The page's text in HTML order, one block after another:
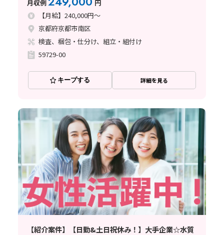
月収例
円
【月給】240,000円～
京都府京都市南区
検査、梱包・仕分け、組立・組付け
59729-00
キープする 詳細を見る
【紹介案件】【日勤&土日祝休み！】大手企業☆水質